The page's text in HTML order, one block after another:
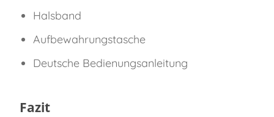
Halsband
Aufbewahrungstasche
Deutsche Bedienungsanleitung
Fazit